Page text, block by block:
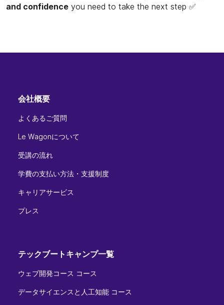
and confidence you need to take the next step ✅
会社概要
よくあるご質問
Le Wagonについて
受講の流れ
学費の支払い方法・支援制度
キャリアサービス
プレス
テックブートキャンプ一覧
ウェブ開発コース コース
データサイエンスと人工知能 コース